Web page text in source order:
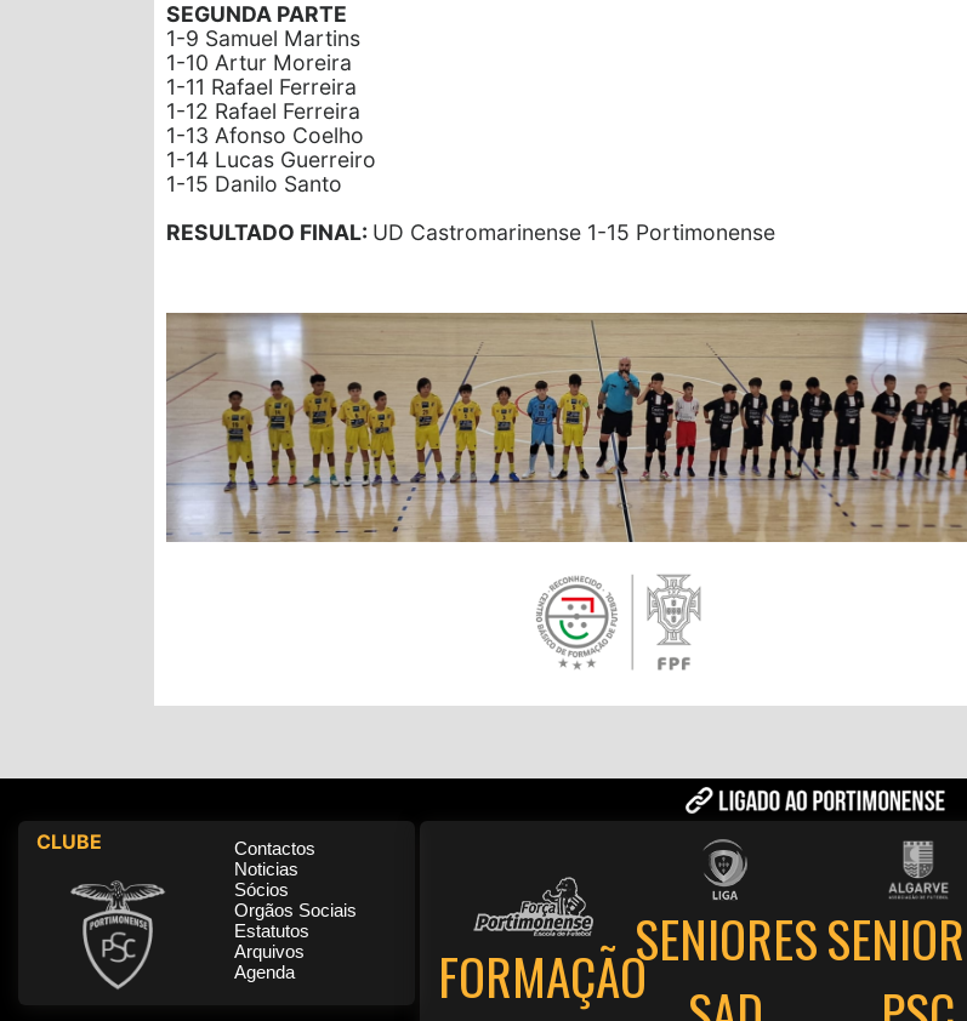
SEGUNDA PARTE
1-9 Samuel Martins
1-10 Artur Moreira
1-11 Rafael Ferreira
1-12 Rafael Ferreira
1-13 Afonso Coelho
1-14 Lucas Guerreiro
1-15 Danilo Santo
RESULTADO FINAL: UD Castromarinense 1-15 Portimonense
CLUBE
Contactos
Noticias
Sócios
Orgãos Sociais
Estatutos
Arquivos
Agenda
FORMAÇÃOSENIORES